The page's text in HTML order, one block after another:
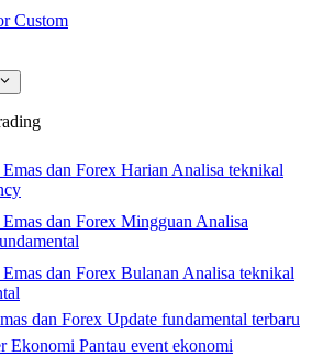
Custom
dan Forex Harian Analisa teknikal
dan Forex Mingguan Analisa
dan Forex Bulanan Analisa teknikal
dan Forex Update fundamental terbaru
Ekonomi Pantau event ekonomi